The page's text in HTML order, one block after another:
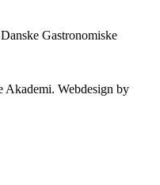
Gastronomiske
Akademi. Webdesign by